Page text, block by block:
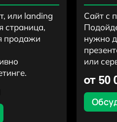
или landing
страница,
продажи
Сайт с
нужно
или
от 50